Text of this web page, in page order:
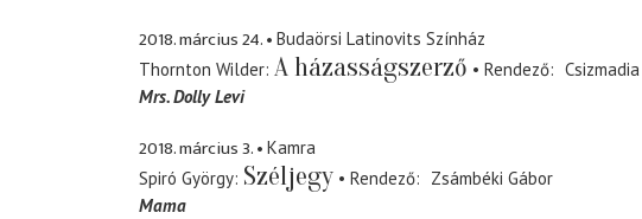
2018. március 24.
Budaörsi Latinovits Színház
Thornton Wilder A házasságszerző Rendező
Mrs. Dolly Levi
2018. március 3.
Kamra
Spiró György Széljegy Rendező
Zsámbéki Gábor
Mama